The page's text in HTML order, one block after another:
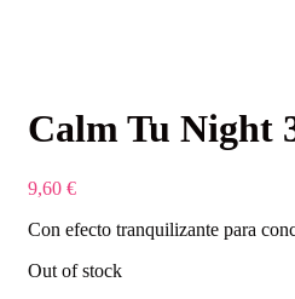
Calm Tu Night
9,60 €
Con efecto tranquilizante para
Out of stock